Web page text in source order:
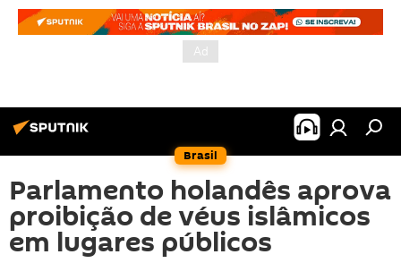
Brasil
Parlamento holandês aprova
proibição de véus islâmicos
em lugares públicos